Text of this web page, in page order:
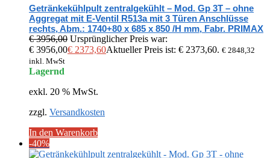
Getränkekühlpult zentralgekühlt – Mod. Gp 3T – ohne
Aggregat mit E-Ventil R513a mit 3 Türen Anschlüsse
rechts, Abm.: 1740+80 x 685 x 850 /H mm, Fabr. PRIMAX
€3956,00 Ursprünglicher Preis war:
€ 3956,00€ 2373,60Aktueller Preis ist: € 2373,60. € 2848,32
inkl. MwSt
Lagernd
exkl. 20 % MwSt.
zzgl. Versandkosten
In den Warenkorb
-40%